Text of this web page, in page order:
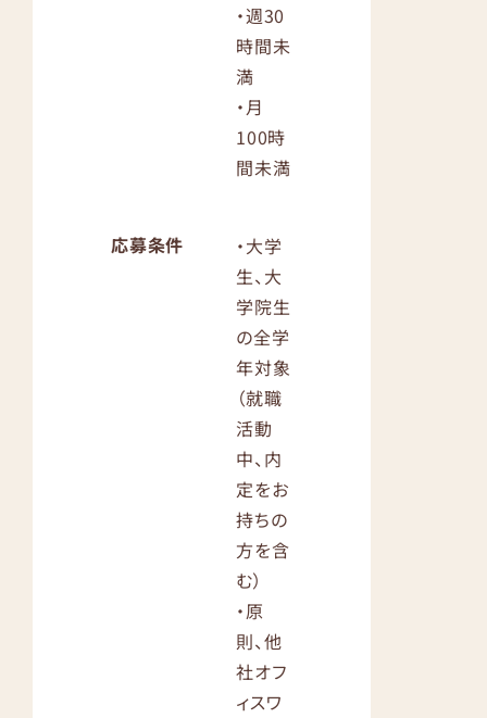
・週30
時間未
満
・月
100時
間未満
応募条件
・大学
生、大
学院生
の全学
年対象
（就職
活動
中、内
定をお
持ちの
方を含
む）
・原
則、他
社オフ
ィスワ